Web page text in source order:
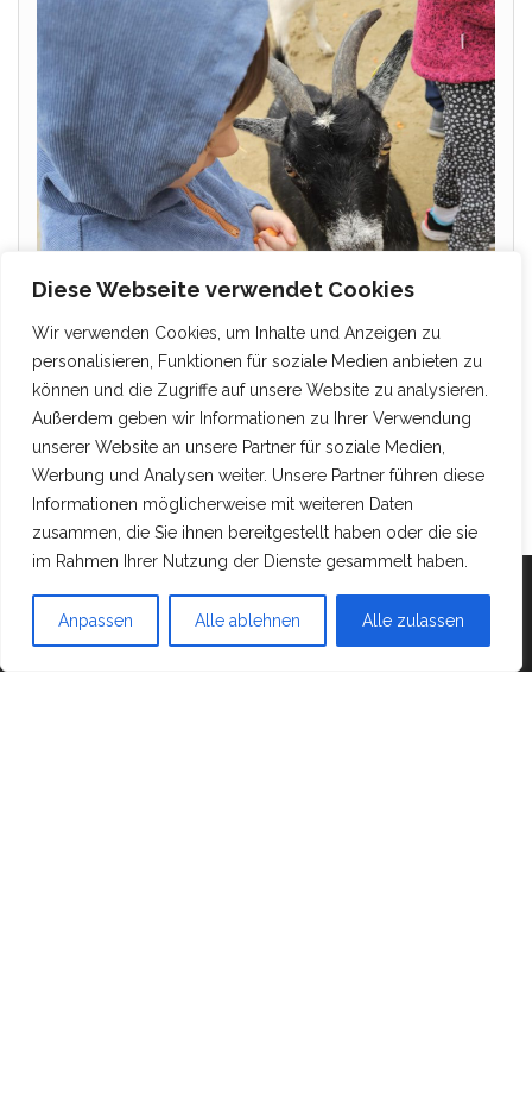
Diese Webseite verwendet Cookies
Wir verwenden Cookies, um Inhalte und Anzeigen zu
personalisieren, Funktionen für soziale Medien anbieten zu
können und die Zugriffe auf unsere Website zu analysieren.
Außerdem geben wir Informationen zu Ihrer Verwendung
unserer Website an unsere Partner für soziale Medien,
Werbung und Analysen weiter. Unsere Partner führen diese
Informationen möglicherweise mit weiteren Daten
zusammen, die Sie ihnen bereitgestellt haben oder die sie
im Rahmen Ihrer Nutzung der Dienste gesammelt haben.
Anpassen Alle ablehnen Alle zulassen
Mit Stolz präsentiert vonWordPress |Theme:Head
Blog